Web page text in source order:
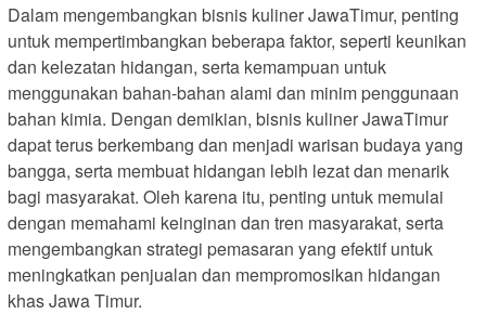
Dalam mengembangkan bisnis kuliner JawaTimur, penting
untuk mempertimbangkan beberapa faktor, seperti keunikan
dan kelezatan hidangan, serta kemampuan untuk
menggunakan bahan-bahan alami dan minim penggunaan
bahan kimia. Dengan demikian, bisnis kuliner JawaTimur
dapat terus berkembang dan menjadi warisan budaya yang
bangga, serta membuat hidangan lebih lezat dan menarik
bagi masyarakat. Oleh karena itu, penting untuk memulai
dengan memahami keinginan dan tren masyarakat, serta
mengembangkan strategi pemasaran yang efektif untuk
meningkatkan penjualan dan mempromosikan hidangan
khas Jawa Timur.